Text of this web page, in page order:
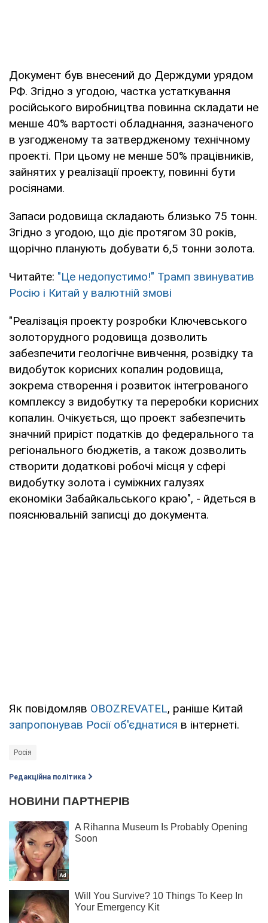
Документ був внесений до Держдуми урядом
РФ. Згідно з угодою, частка устаткування
російського виробництва повинна складати не
менше 40% вартості обладнання, зазначеного
в узгодженому та затвердженому технічному
проекті. При цьому не менше 50% працівників,
зайнятих у реалізації проекту, повинні бути
росіянами.
Запаси родовища складають близько 75 тонн.
Згідно з угодою, що діє протягом 30 років,
щорічно планують добувати 6,5 тонни золота.
Читайте: "Це недопустимо!" Трамп звинуватив
Росію і Китай у валютній змові
"Реалізація проекту розробки Ключевського
золоторудного родовища дозволить
забезпечити геологічне вивчення, розвідку та
видобуток корисних копалин родовища,
зокрема створення і розвиток інтегрованого
комплексу з видобутку та переробки корисних
копалин. Очікується, що проект забезпечить
значний приріст податків до федерального та
регіонального бюджетів, а також дозволить
створити додаткові робочі місця у сфері
видобутку золота і суміжних галузях
економіки Забайкальського краю", - йдеться в
пояснювальній записці до документа.
Як повідомляв OBOZREVATEL, раніше Китай
запропонував Росії об'єднатися в інтернеті.
Росія
Редакційна політика